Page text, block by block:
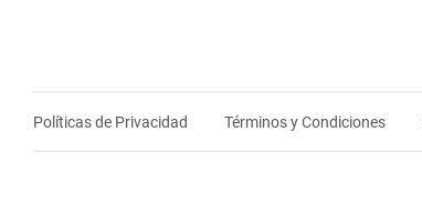
Políticas de Privacidad Términos y Condiciones